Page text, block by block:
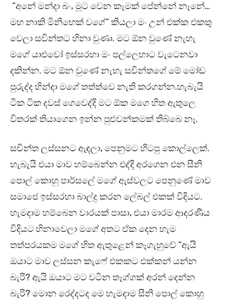
“අනේ මන්දා බං, මූට වෙන කෑමක් පේන්නේ නෑනේ…
මහ නාකි මිනිහෙක් වගේ” කියලා මං උන් එක්ක එකතු
වෙලා සචින්තට හිනා වුණා. මට ඕන වුණේ නැහැ
මගේ යාළුවෝ ඉස්සරහා මං පල්ලෙහාට වැටෙනවා
දකින්න. මට ඕන වුණේ නැහැ සචින්තගේ මේ මෝඩ
පුරුද්ද හින්දා මගේ තත්ත්වෙ නැති කරගන්න.හැබැයි
ටික ටික දවස් ගෙවෙද්දි මට ඕක මගෙ හිත ඇතුලෙ
විතරක් තියාගෙන ඉන්න පුළුවන්කමක් තිබ්බෙ නෑ.
සචින්ත ලස්සනට ඇඳලා, පෙනුමට හිටපු කොල්ලෙක්.
හැබැයි එයා මාව හම්බෙන්න එද්දි අරගෙන එන සීනි
පොල් කොහු පාර්සලේ මගේ ඇස්වලට පෙනුණේ මාව
සමාජෙ ඉස්සරහා බාල්දු කරන ලේබල් එකක් විදියට.
හැමදාම හම්බෙන වාරයක් පාසා, එයා මාරම ආදරණීය
විදියට හිනාවෙලා මගේ අතට ඒක දෙන හැම
තත්පරයකම මගේ හිත ඇතුළෙන් කෑගැහුවේ “ඇයි
ඔයාට මාව ලස්සන කැෆේ එකකට එක්කන් යන්න
බැරි? ඇයි ඔයාට මට වටින තෑග්ගක් අරන් දෙන්න
බැරි? මොන රෙද්දටද මෙ හැමදාම සීනි පොල් කොහු